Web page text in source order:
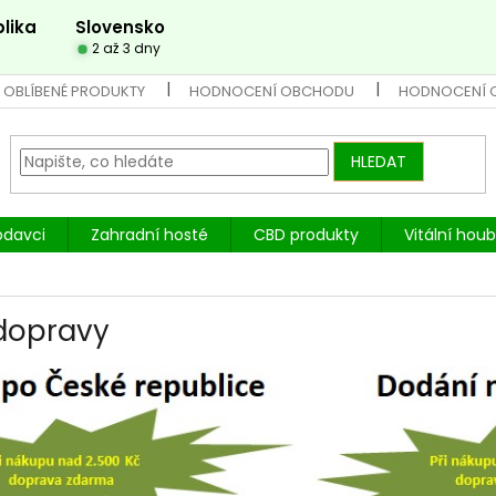
Slovensko
2 až 3 dny
OBLÍBENÉ PRODUKTY HODNOCENÍ OBCHODU HODNOCENÍ
HLEDAT
Zahradní hosté CBD produkty
Vitální